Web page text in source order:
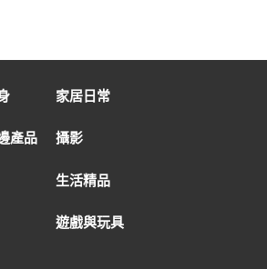
家居日常
產品 攝影
生活精品
遊戲與玩具